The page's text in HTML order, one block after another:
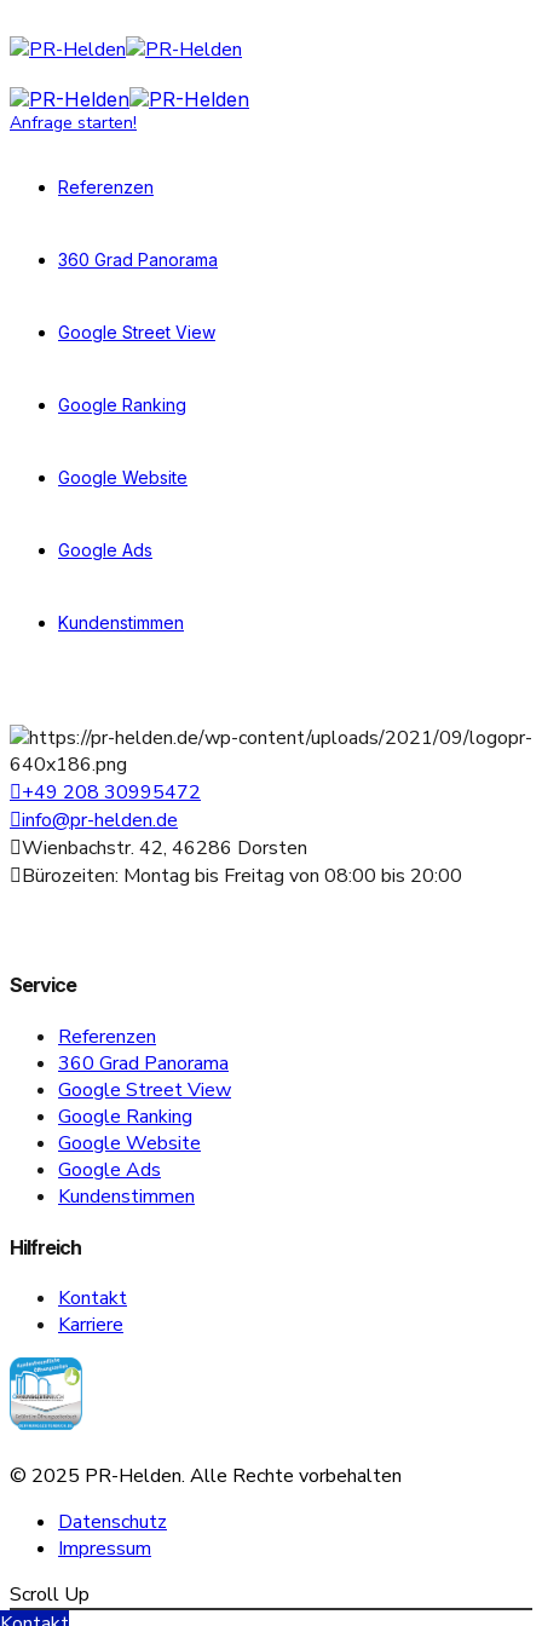
Anfrage starten!
Referenzen
360 Grad Panorama
Google Street View
Google Ranking
Google Website
Google Ads
Kundenstimmen
+49 208 30995472
info@pr-helden.de
Wienbachstr. 42, 46286 Dorsten
Bürozeiten: Montag bis Freitag von 08:00 bis 20:00
Service
Referenzen
360 Grad Panorama
Google Street View
Google Ranking
Google Website
Google Ads
Kundenstimmen
Hilfreich
Kontakt
Karriere
© 2025 PR-Helden. Alle Rechte vorbehalten
Datenschutz
Impressum
Scroll Up